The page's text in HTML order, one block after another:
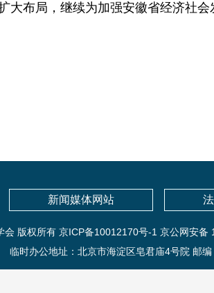
布局，继续为加强安徽省经济社会
新闻媒体网站
会 版权所有 京ICP备10012170号-1 京公网安备
临时办公地址：北京市海淀区皂君庙4号院 邮编